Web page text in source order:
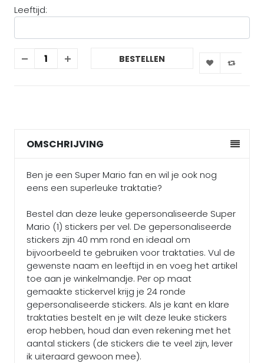
Leeftijd:
BESTELLEN
OMSCHRIJVING
Ben je een Super Mario fan en wil je ook nog
eens een superleuke traktatie?
Bestel dan deze leuke gepersonaliseerde Super
Mario (1) stickers per vel. De gepersonaliseerde
stickers zijn 40 mm rond en ideaal om
bijvoorbeeld te gebruiken voor traktaties. Vul de
gewenste naam en leeftijd in en voeg het artikel
toe aan je winkelmandje. Per op maat
gemaakte stickervel krijg je 24 ronde
gepersonaliseerde stickers. Als je kant en klare
traktaties bestelt en je wilt deze leuke stickers
erop hebben, houd dan even rekening met het
aantal stickers (de stickers die te veel zijn, lever
ik uiteraard gewoon mee).